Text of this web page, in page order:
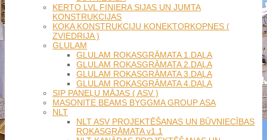
KERTO LVL FINIERA SIJAS UN JUMTA
KONSTRUKCIJAS
KOKA KONSTRUKCIJU KONEKTORKOPNES (
ZVIEDRIJA )
GLULAM
GLULAM ROKASGRĀMATA 1.DAĻA
GLULAM ROKASGRĀMATA 2.DAĻA
GLULAM ROKASGRĀMATA 3.DAĻA
GLULAM ROKASGRĀMATA 4.DAĻA
SIP PANEĻU MĀJAS ( ASV )
MASONITE BEAMS BYGGMA GROUP ASA
NLT
NLT ASV PROJEKTĒŠANAS UN BŪVNIECĪBAS
ROKASGRĀMATA v1.1